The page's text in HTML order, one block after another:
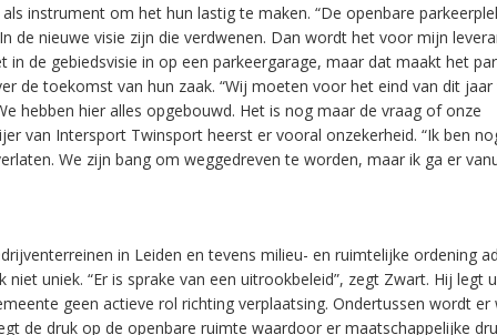
instrument om het hun lastig te maken. “De openbare
de nieuwe visie zijn die verdwenen. Dan wordt het voor mijn
de gebiedsvisie in op een parkeergarage, maar dat maakt het
de toekomst van hun zaak. “Wij moeten voor het eind van dit jaar
hebben hier alles opgebouwd. Het is nog maar de vraag of onze
van Intersport Twinsport heerst er vooral onzekerheid. “Ik ben
We zijn bang om weggedreven te worden, maar ik ga er
in Leiden en tevens milieu- en ruimtelijke ordening
uniek. “Er is sprake van een uitrookbeleid”, zegt Zwart. Hij legt
geen actieve rol richting verplaatsing. Ondertussen wordt er
de druk op de openbare ruimte waardoor er maatschappelijke